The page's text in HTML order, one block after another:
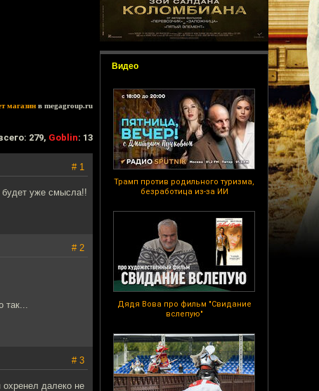
Видео
Трамп против родильного туризма,
безработица из-за ИИ
Дядя Вова про фильм "Свидание
вслепую"
магазин в megagroup.ru
279, Goblin: 13
# 1
будет уже смысла!!
# 2
так...
# 3
далеко не